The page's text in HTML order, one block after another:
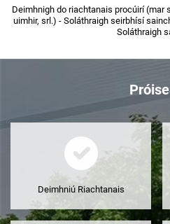
Deimhnigh do riachtanais procúirí (mar
uimhir, srl.) - Soláthraigh seirbhísí
Soláthraigh
Deimhniú Riachtanais